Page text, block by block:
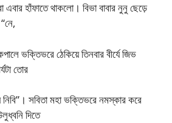
এবার হাঁফাতে থাকলো। বিভা বাবার নুনু ছেড়ে
ভক্তিভরে ঠেকিয়ে তিনবার বীর্যে জিভ
তোর
নিবি”। সবিতা মহা ভক্তিভরে নমস্কার করে
দিতে